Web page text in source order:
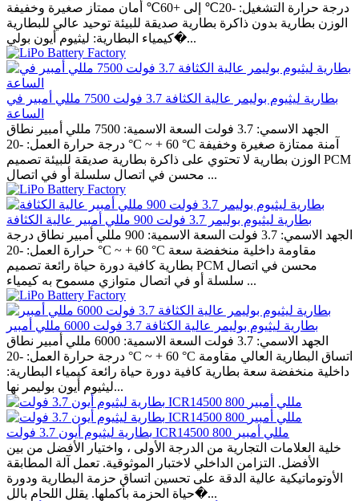
درجة حرارة التشغيل: -20℃ إلى +60℃ أمان ممتاز صغيرة وخفيفة
الوزن بطارية بدون ذاكرة بطارية صديقة للبيئة توحيد عالي للبطارية
كيمياء البطارية: ليثيوم أيون بولي�...
بطارية ليثيوم بوليمر عالية الكثافة 3.7 فولت 7500 مللي أمبير في
الساعة
الجهد الاسمي: 3.7 فولت السعة الاسمية: 7500 مللي أمبير نطاق
درجة حرارة العمل: -20 °C ~ + 60 °C آمنة ممتازة صغيرة وخفيفة
الوزن بطارية لا تحتوي على ذاكرة بطارية صديقة للبيئة تصميم PCM
محسن في اتصال سلسلة أو في اتصال ...
بطارية ليثيوم بوليمر 3.7 فولت 900 مللي أمبير عالية الكثافة
الجهد الاسمي: 3.7 فولت السعة الاسمية: 900 مللي أمبير نطاق درجة
حرارة العمل: -20 °C ~ + 60 °C مقاومة داخلية منخفضة سعة
بطارية كافية دورة حياة رائعة تصميم PCM محسن في اتصال
سلسلة أو في اتصال متوازي مسموح به كيمياء ...
بطارية ليثيوم بوليمر عالية الكثافة 3.7 فولت 6000 مللي أمبير
الجهد الاسمي: 3.7 فولت السعة الاسمية: 6000 مللي أمبير نطاق
درجة حرارة العمل: -20 °C ~ + 60 °C اتساق البطارية العالي مقاومة
داخلية منخفضة سعة بطارية كافية دورة حياة رائعة كيمياء البطارية:
ليثيوم أيون بوليمر نها...
بطارية ليثيوم أيون 3.7 فولت ICR14500 800 مللي أمبير
خلية العلامات التجارية من الدرجة الأولى ، واختيار الأفضل من بين
الأفضل. التزامن الداخلي لاختبار الموثوقية. تعمل آلة المطابقة
الأوتوماتيكية عالية الدقة على تحسين اتساق حزمة البطارية ودورة
حياة الحزمة بأكملها. يقلل اللحام بالل�...